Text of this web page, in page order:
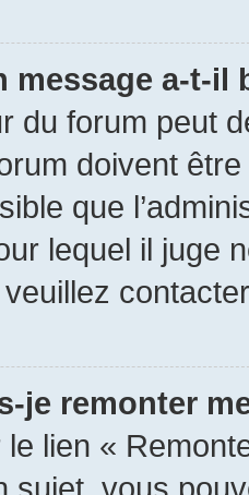
message a-t-il
du forum peut
doivent
que
lequel il juge
veuillez
je remonter
lien «
sujet, vous